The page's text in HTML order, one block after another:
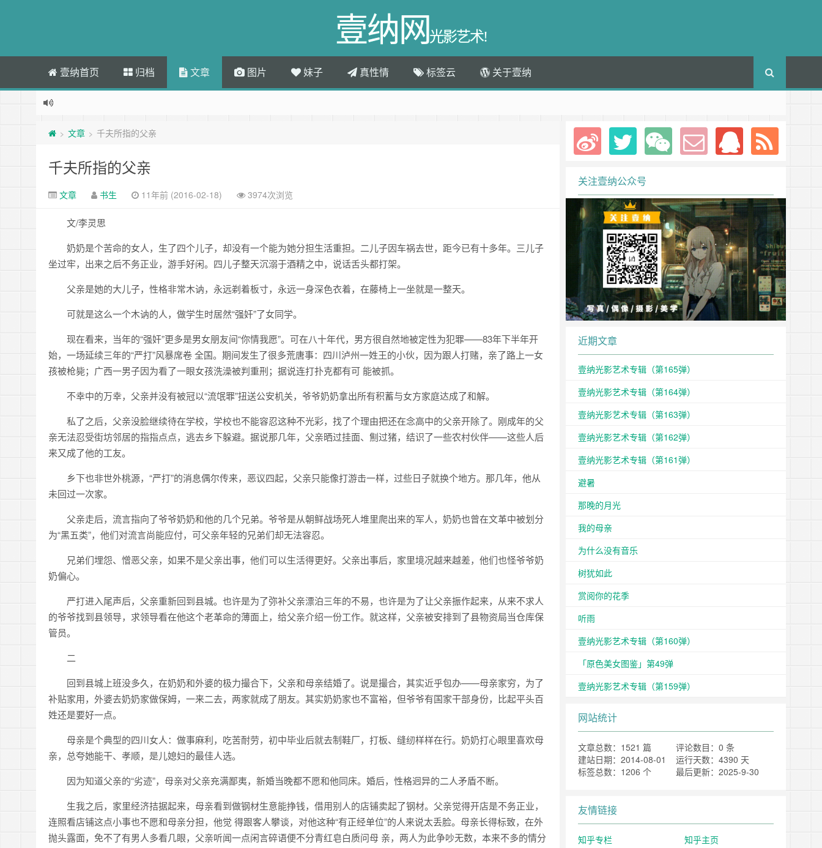
壹纳网光影艺术!
壹纳首页 归档 文章 图片 妹子 真性情 标签云 关于壹纳
> 文章 > 千夫所指的父亲
千夫所指的父亲
文章 书生 11年前 (2016-02-18) 3974次浏览
文/李灵思
奶奶是个苦命的女人，生了四个儿子，却没有一个能为她分担生活重担。二儿子因车祸去世，距今已有十多年。三儿子
坐过牢，出来之后不务正业，游手好闲。四儿子整天沉溺于酒精之中，说话舌头都打架。
父亲是她的大儿子，性格非常木讷，永远剃着板寸，永远一身深色衣着，在藤椅上一坐就是一整天。
可就是这么一个木讷的人，做学生时居然“强奸”了女同学。
现在看来，当年的“强奸”更多是男女朋友间“你情我愿”。可在八十年代，男方很自然地被定性为犯罪——83年下半年开
始，一场延续三年的“严打”风暴席卷 全国。期间发生了很多荒唐事：四川泸州一姓王的小伙，因为跟人打赌，亲了路上一女
孩被枪毙；广西一男子因为看了一眼女孩洗澡被判重刑；据说连打扑克都有可 能被抓。
不幸中的万幸，父亲并没有被冠以“流氓罪”扭送公安机关，爷爷奶奶拿出所有积蓄与女方家庭达成了和解。
私了之后，父亲没脸继续待在学校，学校也不能容忍这种不光彩，找了个理由把还在念高中的父亲开除了。刚成年的父
亲无法忍受街坊邻居的指指点点，逃去乡下躲避。据说那几年，父亲晒过挂面、劁过猪，结识了一些农村伙伴——这些人后
来又成了他的工友。
乡下也非世外桃源，“严打”的消息偶尔传来，恶议四起，父亲只能像打游击一样，过些日子就换个地方。那几年，他从
未回过一次家。
父亲走后，流言指向了爷爷奶奶和他的几个兄弟。爷爷是从朝鲜战场死人堆里爬出来的军人，奶奶也曾在文革中被划分
为“黑五类”，他们对流言尚能应付，可父亲年轻的兄弟们却无法容忍。
兄弟们埋怨、憎恶父亲，如果不是父亲出事，他们可以生活得更好。父亲出事后，家里境况越来越差，他们也怪爷爷奶
奶偏心。
严打进入尾声后，父亲重新回到县城。也许是为了弥补父亲漂泊三年的不易，也许是为了让父亲振作起来，从来不求人
的爷爷找到县领导，求领导看在他这个老革命的薄面上，给父亲介绍一份工作。就这样，父亲被安排到了县物资局当仓库保
管员。
二
回到县城上班没多久，在奶奶和外婆的极力撮合下，父亲和母亲结婚了。说是撮合，其实近乎包办——母亲家穷，为了
补贴家用，外婆去奶奶家做保姆，一来二去，两家就成了朋友。其实奶奶家也不富裕，但爷爷有国家干部身份，比起平头百
姓还是要好一点。
母亲是个典型的四川女人：做事麻利，吃苦耐劳，初中毕业后就去制鞋厂，打板、缝纫样样在行。奶奶打心眼里喜欢母
亲，总夸她能干、孝顺，是儿媳妇的最佳人选。
因为知道父亲的“劣迹”，母亲对父亲充满鄙夷，新婚当晚都不愿和他同床。婚后，性格迥异的二人矛盾不断。
生我之后，家里经济拮据起来，母亲看到做钢材生意能挣钱，借用别人的店铺卖起了钢材。父亲觉得开店是不务正业，
连照看店铺这点小事也不愿和母亲分担，他觉 得跟客人攀谈，对他这种“有正经单位”的人来说太丢脸。母亲长得标致，在外
抛头露面，免不了有男人多看几眼，父亲听闻一点闲言碎语便不分青红皂白质问母 亲，两人为此争吵无数，本来不多的情分
关注壹纳公众号
近期文章
壹纳光影艺术专辑（第165弹）
壹纳光影艺术专辑（第164弹）
壹纳光影艺术专辑（第163弹）
壹纳光影艺术专辑（第162弹）
壹纳光影艺术专辑（第161弹）
避暑
那晚的月光
我的母亲
为什么没有音乐
树犹如此
赏阅你的花季
听雨
壹纳光影艺术专辑（第160弹）
「原色美女图鉴」第49弹
壹纳光影艺术专辑（第159弹）
网站统计
文章总数：1521 篇
评论数目：0 条
建站日期：2014-08-01
运行天数：4390 天
标签总数：1206 个
最后更新：2025-9-30
友情链接
知乎专栏 知乎主页